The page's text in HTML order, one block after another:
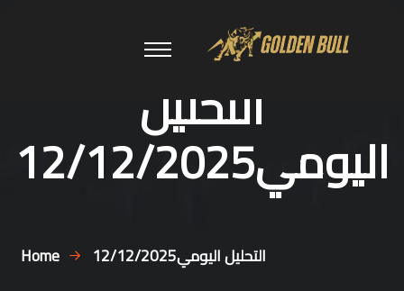
التحليل
اليومي12/12/2025
Home التحليل اليومي12/12/2025